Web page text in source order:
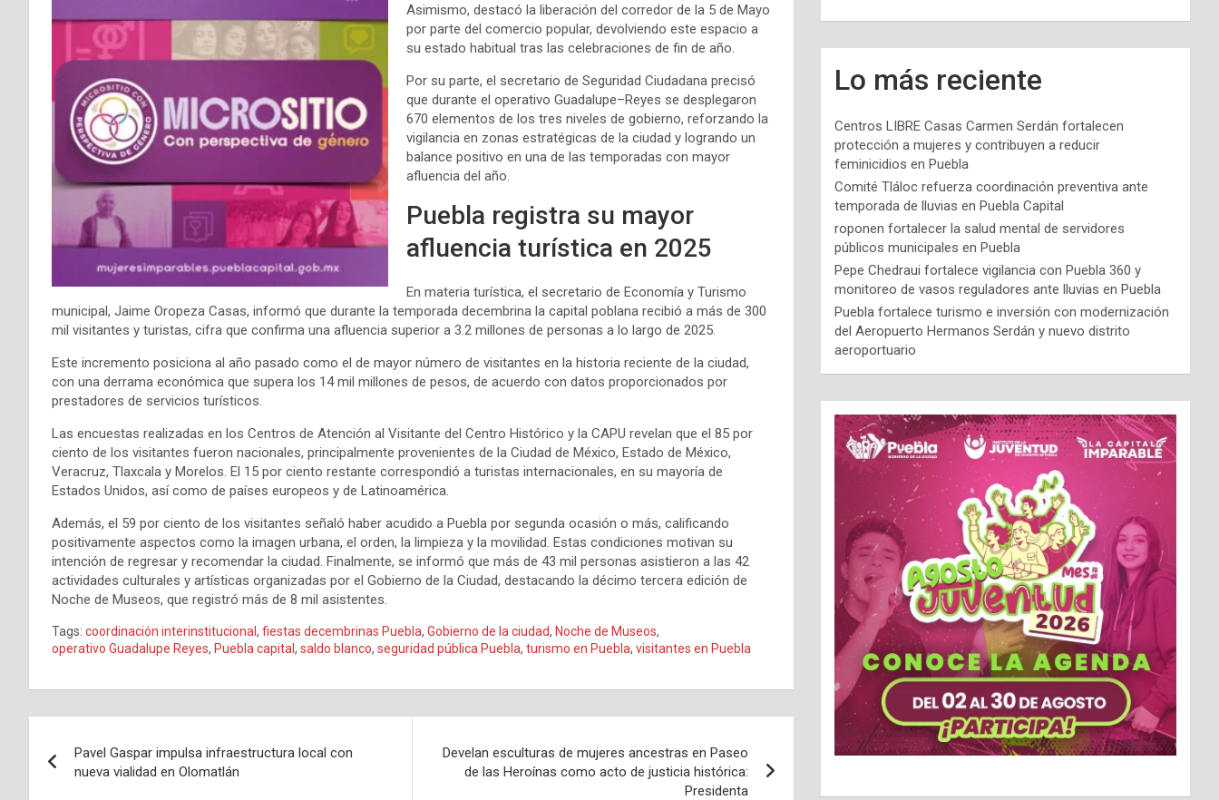
Asimismo, destacó la liberación del corredor de la 5 de Mayo
por parte del comercio popular, devolviendo este espacio a
su estado habitual tras las celebraciones de fin de año.
Por su parte, el secretario de Seguridad Ciudadana precisó
que durante el operativo Guadalupe–Reyes se desplegaron
670 elementos de los tres niveles de gobierno, reforzando la
vigilancia en zonas estratégicas de la ciudad y logrando un
balance positivo en una de las temporadas con mayor
afluencia del año.
Puebla registra su mayor
afluencia turística en 2025
En materia turística, el secretario de Economía y Turismo
municipal, Jaime Oropeza Casas, informó que durante la temporada decembrina la capital poblana recibió a más de 300
mil visitantes y turistas, cifra que confirma una afluencia superior a 3.2 millones de personas a lo largo de 2025.
Este incremento posiciona al año pasado como el de mayor número de visitantes en la historia reciente de la ciudad,
con una derrama económica que supera los 14 mil millones de pesos, de acuerdo con datos proporcionados por
prestadores de servicios turísticos.
Las encuestas realizadas en los Centros de Atención al Visitante del Centro Histórico y la CAPU revelan que el 85 por
ciento de los visitantes fueron nacionales, principalmente provenientes de la Ciudad de México, Estado de México,
Veracruz, Tlaxcala y Morelos. El 15 por ciento restante correspondió a turistas internacionales, en su mayoría de
Estados Unidos, así como de países europeos y de Latinoamérica.
Además, el 59 por ciento de los visitantes señaló haber acudido a Puebla por segunda ocasión o más, calificando
positivamente aspectos como la imagen urbana, el orden, la limpieza y la movilidad. Estas condiciones motivan su
intención de regresar y recomendar la ciudad. Finalmente, se informó que más de 43 mil personas asistieron a las 42
actividades culturales y artísticas organizadas por el Gobierno de la Ciudad, destacando la décimo tercera edición de
Noche de Museos, que registró más de 8 mil asistentes.
Tags: coordinación interinstitucional , fiestas decembrinas Puebla, Gobierno de la ciudad, Noche de Museos,
operativo Guadalupe Reyes, Puebla capital , saldo blanco, seguridad pública Puebla, turismo en Puebla, visitantes en Puebla
de
Pavel Gaspar impulsa infraestructura local con
nueva vialidad en Olomatlán
Develan esculturas de mujeres ancestras en Paseo
de las Heroínas como acto de justicia histórica:
Presidenta
Lo más reciente
Centros LIBRE Casas Carmen Serdán fortalecen
protección a mujeres y contribuyen a reducir
feminicidios en Puebla
Comité Tláloc refuerza coordinación preventiva ante
temporada de lluvias en Puebla Capital
roponen fortalecer la salud mental de servidores
públicos municipales en Puebla
Pepe Chedraui fortalece vigilancia con Puebla 360 y
monitoreo de vasos reguladores ante lluvias en Puebla
Puebla fortalece turismo e inversión con modernización
del Aeropuerto Hermanos Serdán y nuevo distrito
aeroportuario